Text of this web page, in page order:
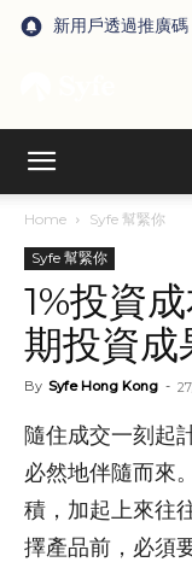
新用戶透過推廣碼
Home Syfe 幫緊你
Syfe 幫緊你
1%投資
期投資成
By Syfe Hong Kong -
隨住成交一刻起
必然地伴隨而來
積，加起上來往
擇產品前，必須